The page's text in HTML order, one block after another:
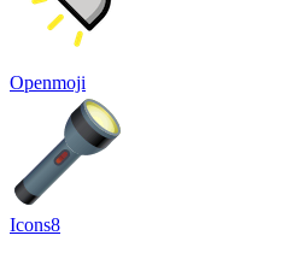
Openmoji
Icons8